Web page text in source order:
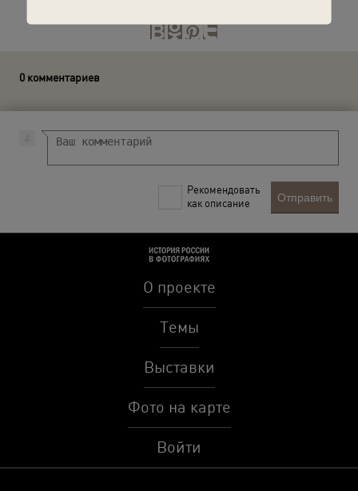
0 комментариев
Рекомендовать
как описание
Отправить
О проекте
Темы
Выставки
Фото на карте
Войти